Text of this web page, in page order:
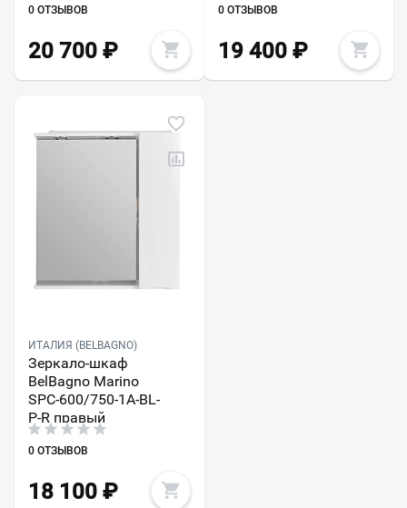
0 ОТЗЫВОВ
20 700 ₽
0 ОТЗЫВОВ
19 400₽
ИТАЛИЯ (BELBAGNO)
Зеркало-шкаф
BelBagno Marino
SPC-600/750-1A-BL-
P-R правый
0 ОТЗЫВОВ
18 100 ₽